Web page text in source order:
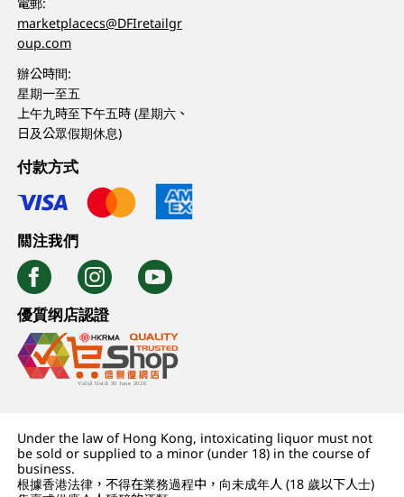
marketplacecs@DFIretailgr
oup.com
辦公時間:
星期一至五
上午九時至下午五時 (星期六、
日及公眾假期休息)
付款方式
關注我們
優質纲店認證
Under the law of Hong Kong, intoxicating liquor must not
be sold or supplied to a minor (under 18) in the course of
business.
根據香港法律，不得在業務過程中，向未成年人 (18 歲以下人士)